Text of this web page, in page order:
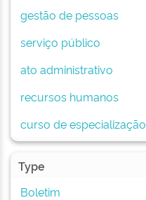
gestão de pessoas
serviço público
ato administrativo
recursos humanos
curso de especialização
Type
Boletim